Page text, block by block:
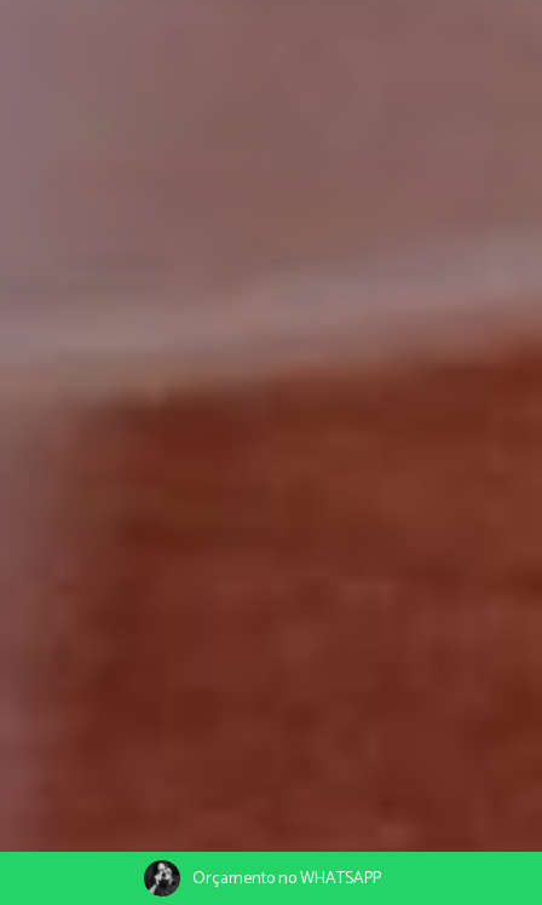
Orçamento no WHATSAPP